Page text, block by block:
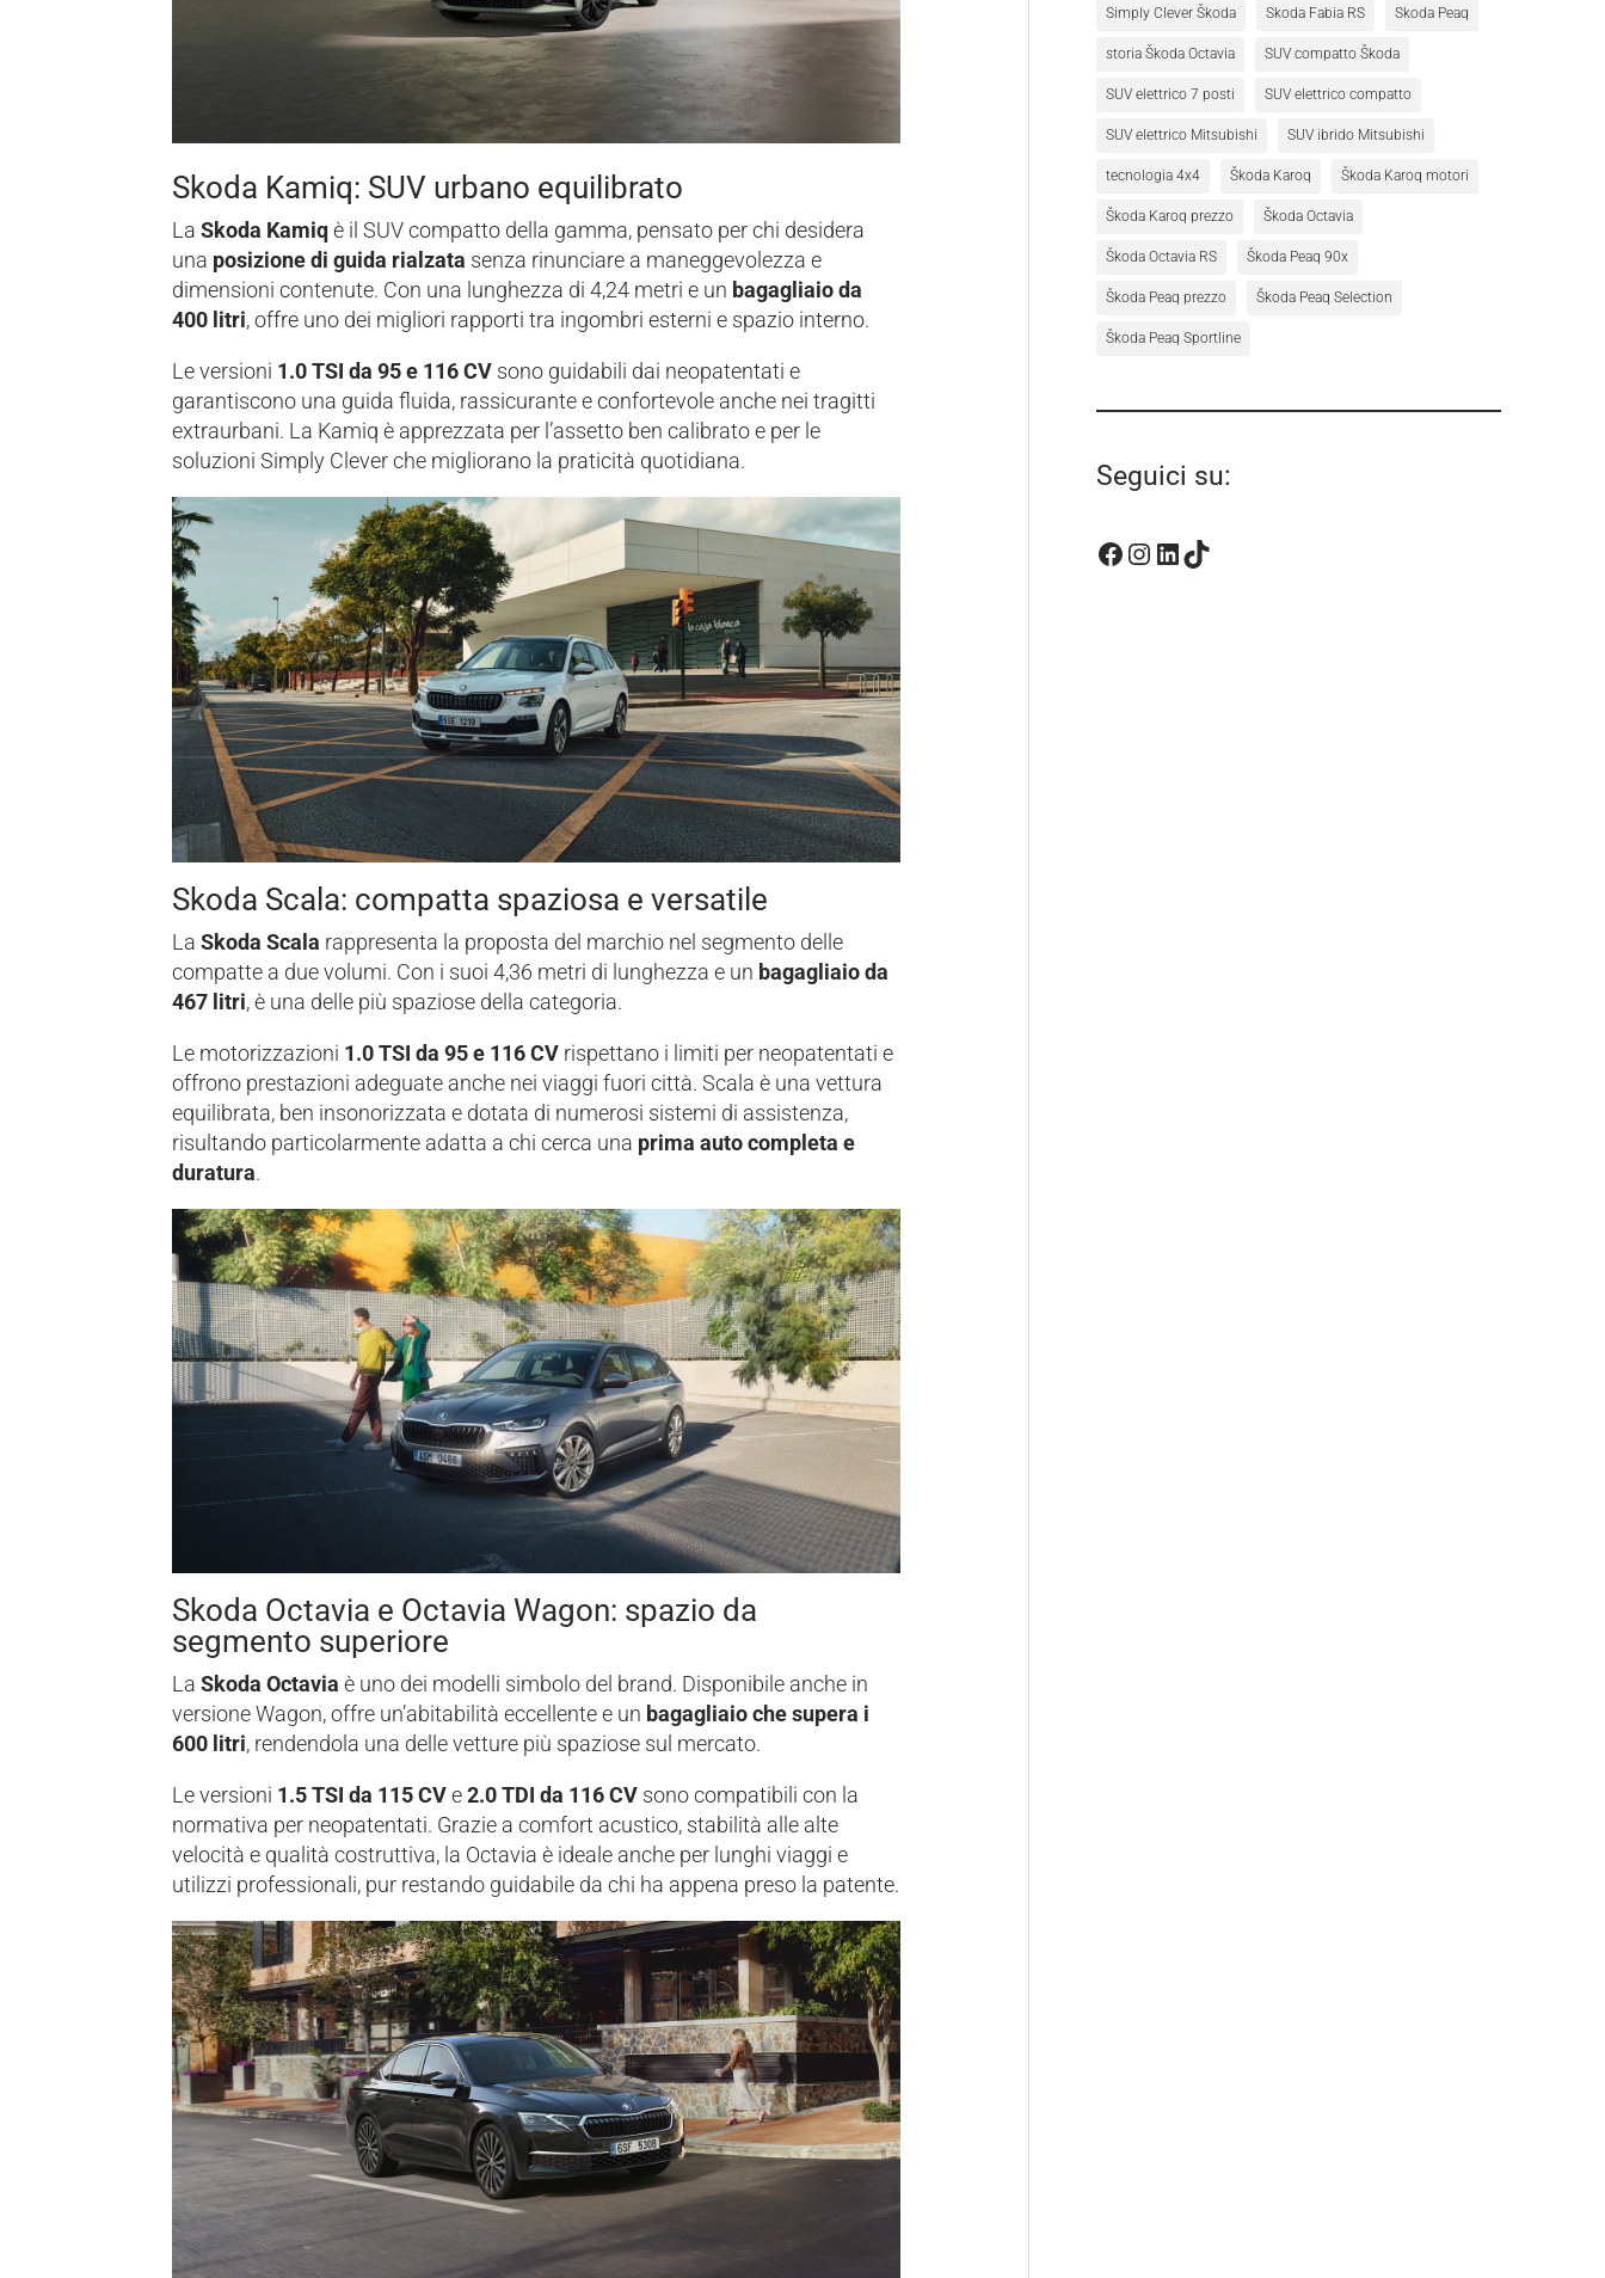
Skoda Kamiq: SUV urbano equilibrato
La Skoda Kamiqè il SUV compatto della gamma, pensato per chi desidera
una posizione di guida rialzata senza rinunciare a maneggevolezza e
dimensioni contenute. Con una lunghezza di 4,24 metri e un bagagliaio da
400 litri, offre uno dei migliori rapporti tra ingombri esterni e spazio interno.
Le versioni 1.0 TSI da 95 e 116 CVsono guidabili dai neopatentati e
garantiscono una guida fluida, rassicurante e confortevole anche nei tragitti
extraurbani. La Kamiq è apprezzata per l’assetto ben calibrato e per le
soluzioni Simply Clever che migliorano la praticità quotidiana.
Skoda Scala: compatta spaziosa e versatile
La Skoda Scala rappresenta la proposta del marchio nel segmento delle
compatte a due volumi. Con i suoi 4,36 metri di lunghezza e un bagagliaio da
467 litri, è una delle più spaziose della categoria.
Le motorizzazioni 1.0 TSI da 95 e 116 CVrispettano i limiti per neopatentati e
offrono prestazioni adeguate anche nei viaggi fuori città. Scala è una vettura
equilibrata, ben insonorizzata e dotata di numerosi sistemi di assistenza,
risultando particolarmente adatta a chi cerca una prima auto completa e
duratura.
Skoda Octavia e Octavia Wagon: spazio da
segmento superiore
La Skoda Octavia è uno dei modelli simbolo del brand. Disponibile anche in
versione Wagon, offre un’abitabilità eccellente e un bagagliaio che supera i
600 litri, rendendola una delle vetture più spaziose sul mercato.
Le versioni 1.5 TSI da 115 CVe2.0 TDI da 116 CVsono compatibili con la
normativa per neopatentati. Grazie a comfort acustico, stabilità alle alte
velocità e qualità costruttiva, la Octavia è ideale anche per lunghi viaggi e
utilizzi professionali, pur restando guidabile da chi ha appena preso la patente.
Simply Clever Škoda Skoda Fabia RS Skoda Peaq
storia Škoda Octavia SUV compatto Škoda
SUV elettrico 7 posti SUV elettrico compatto
SUV elettrico Mitsubishi SUV ibrido Mitsubishi
tecnologia 4x4 Škoda Karoq Škoda Karoq motori
Škoda Karoq prezzo Škoda Octavia
Škoda Octavia RS Škoda Peaq 90x
Škoda Peaq prezzo Škoda Peaq Selection
Škoda Peaq Sportline
Seguici su:
Facebook
Instagram
LinkedIn
TikTok